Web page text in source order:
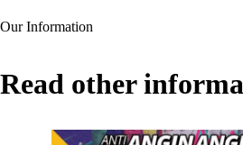
Our Information
Read other